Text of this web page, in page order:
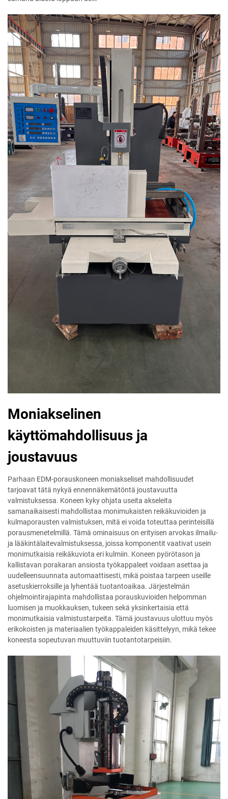
Moniakselinen
käyttömahdollisuus ja
joustavuus
Parhaan EDM-porauskoneen moniakseliset mahdollisuudet
tarjoavat tätä nykyä ennennäkemätöntä joustavuutta
valmistuksessa. Koneen kyky ohjata useita akseleita
samanaikaisesti mahdollistaa monimukaisten reikäkuvioiden ja
kulmaporausten valmistuksen, mitä ei voida toteuttaa perinteisillä
porausmenetelmillä. Tämä ominaisuus on erityisen arvokas ilmailu-
ja lääkintälaitevalmistuksessa, joissa komponentit vaativat usein
monimutkaisia reikäkuviota eri kulmiin. Koneen pyörötason ja
kallistavan porakaran ansiosta työkappaleet voidaan asettaa ja
uudelleensuunnata automaattisesti, mikä poistaa tarpeen useille
asetuskierroksille ja lyhentää tuotantoaikaa. Järjestelmän
ohjelmointirajapinta mahdollistaa porauskuvioiden helpomman
luomisen ja muokkauksen, tukeen sekä yksinkertaisia että
monimutkaisia valmistustarpeita. Tämä joustavuus ulottuu myös
erikokoisten ja materiaalien työkappaleiden käsittelyyn, mikä tekee
koneesta sopeutuvan muuttuviin tuotantotarpeisiin.